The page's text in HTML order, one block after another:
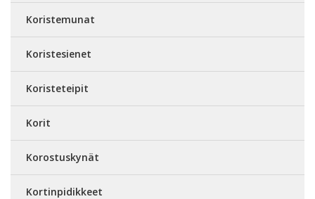
Koristemunat
Koristesienet
Koristeteipit
Korit
Korostuskynät
Kortinpidikkeet